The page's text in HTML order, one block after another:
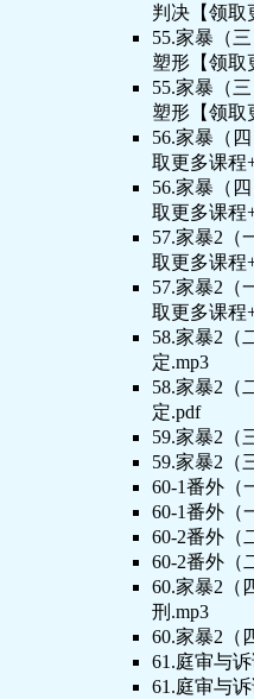
判决【领取
55.家暴（
塑形【领取
55.家暴（
塑形【领取
56.家暴（
取更多课程
56.家暴（
取更多课程
57.家暴2（
取更多课程
57.家暴2（
取更多课程
58.家暴2（
定.mp3
58.家暴2（
定.pdf
59.家暴2（
59.家暴2（
60-1番外（
60-1番外（
60-2番外（
60-2番外（
60.家暴2（
刑.mp3
60.家暴2（
61.庭审与
61.庭审与